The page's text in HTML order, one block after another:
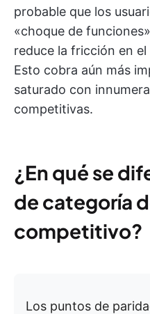
probable que los
«choque de
reduce la fricción en
Esto cobra aún más
saturado con
competitivas.
¿En qué se
de categoría
competitivo?
Los puntos de